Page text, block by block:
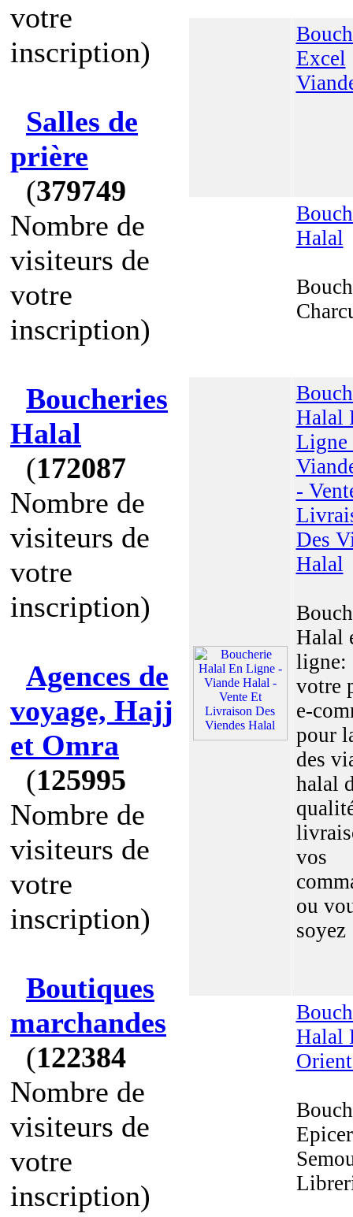
votre
inscription)
Salles de
prière
(379749
Nombre de
visiteurs de
votre
inscription)
Boucheries
Halal
(172087
Nombre de
visiteurs de
votre
inscription)
Agences de
voyage, Hajj
et Omra
(125995
Nombre de
visiteurs de
votre
inscription)
Boutiques
marchandes
(122384
Nombre de
visiteurs de
votre
inscription)
Excel
Halal
Halal
Ligne
-
Des
Halal
Halal
ligne:
votre
e-
pour
des
halal
vos
ou
soyez
Halal